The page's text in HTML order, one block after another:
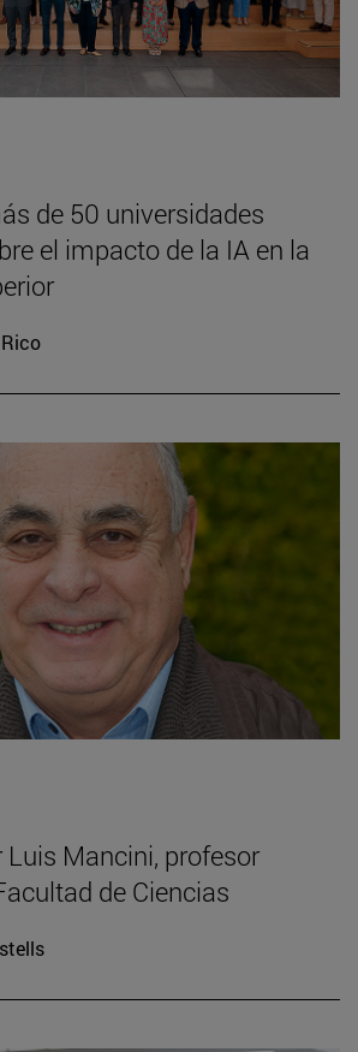
de 50 universidades
el impacto de la IA en la
Luis Mancini, profesor
de Ciencias